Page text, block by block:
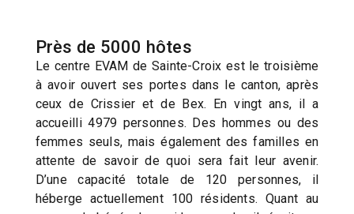
Près de 5000 hôtes
Le centre EVAM de Sainte-Croix est le troisième
à avoir ouvert ses portes dans le canton, après
ceux de Crissier et de Bex. En vingt ans, il a
accueilli 4979 personnes. Des hommes ou des
femmes seuls, mais également des familles en
attente de savoir de quoi sera fait leur avenir.
D’une capacité totale de 120 personnes, il
héberge actuellement 100 résidents. Quant au